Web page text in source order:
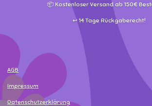
📦 Kostenloser Versand ab 150€
↩️ 14 Tage Rückgaberecht!
AGB
Impressum
Datenschutzerklärung